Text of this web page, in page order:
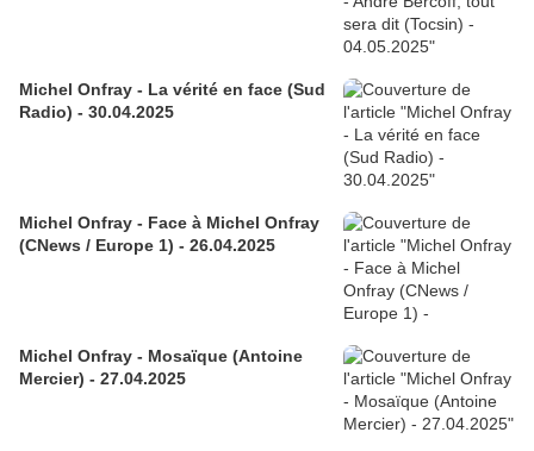
Michel Onfray - La vérité en face (Sud
Radio) - 30.04.2025
Michel Onfray - Face à Michel Onfray
(CNews / Europe 1) - 26.04.2025
Michel Onfray - Mosaïque (Antoine
Mercier) - 27.04.2025